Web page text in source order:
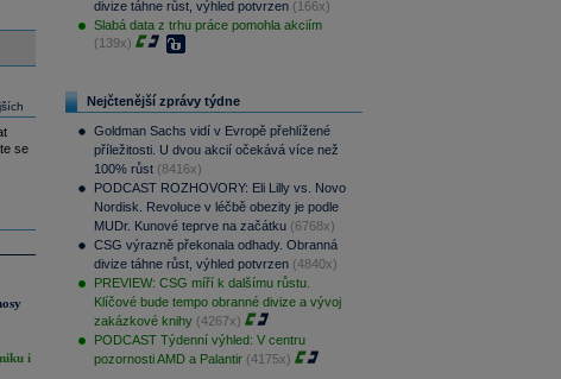
se
i
divize táhne růst, výhled potvrzen (166x)
Slabá data z trhu práce pomohla akciím
(139x)
Nejčtenější zprávy týdne
Goldman Sachs vidí v Evropě přehlížené
příležitosti. U dvou akcií očekává více než
100% růst (8416x)
PODCAST ROZHOVORY: Eli Lilly vs. Novo
Nordisk. Revoluce v léčbě obezity je podle
MUDr. Kunové teprve na začátku (6768x)
CSG výrazně překonala odhady. Obranná
divize táhne růst, výhled potvrzen (4840x)
PREVIEW: CSG míří k dalšímu růstu.
Klíčové bude tempo obranné divize a vývoj
zakázkové knihy (4267x)
PODCAST Týdenní výhled: V centru
pozornosti AMD a Palantir (4175x)